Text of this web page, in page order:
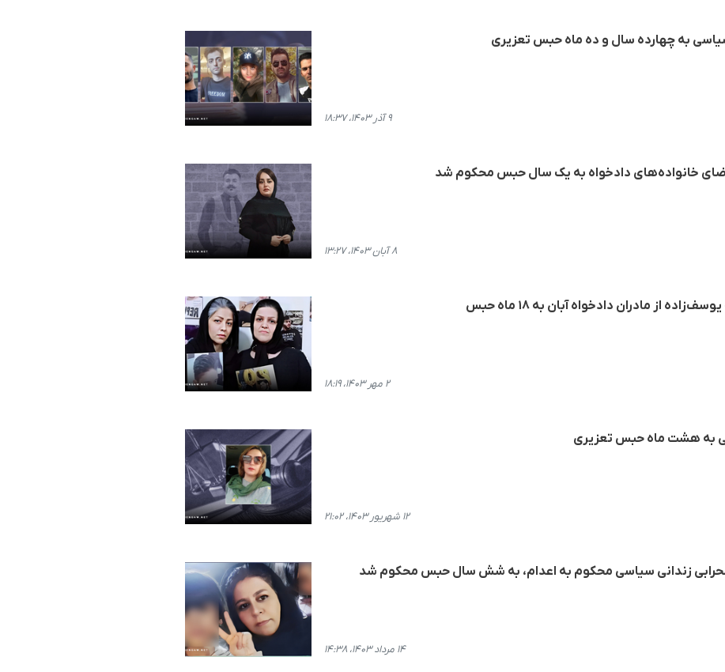
به چهارده سال و ده ماه حبس تعزیری
۹ آذر ۱۴۰۳، ۱۸:۳۷
خانواده‌های دادخواه به یک سال حبس محکوم شد
۸ آبان ۱۴۰۳، ۱۳:۲۷
از مادران دادخواه آبان بە ۱۸ ماه حبس
۲ مهر ۱۴۰۳، ۱۸:۱۹
به هشت ماه حبس تعزیری
۱۲ شهریور ۱۴۰۳، ۲۱:۰۲
زندانی سیاسی محکوم به اعدام، بە شش سال حبس محکوم شد
۱۴ مرداد ۱۴۰۳، ۱۴:۳۸